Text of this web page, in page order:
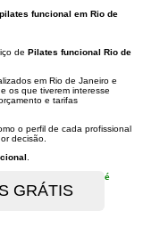
pilates funcional em Rio de
de Pilates funcional Rio de
em Rio de Janeiro e
os que tiverem interesse
e tarifas
o perfil de cada profissional
decisão.
é